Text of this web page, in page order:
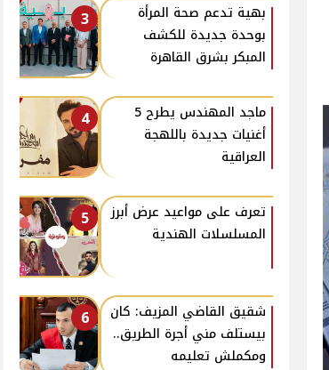
3
بهية تدعم صحة المرأة
بوحدة جديدة للكشف
المبكر بشرق القاهرة
4
ماجد المهندس يطرح 5
أغنيات جديدة باللهجة
العراقية
5
تعرف على مواعيد عرض أبرز
المسلسلات الهندية
6
شقيق القاضي المزيف: كان
بيستلف مني أجرة الطريق..
ومكملش تعليمه